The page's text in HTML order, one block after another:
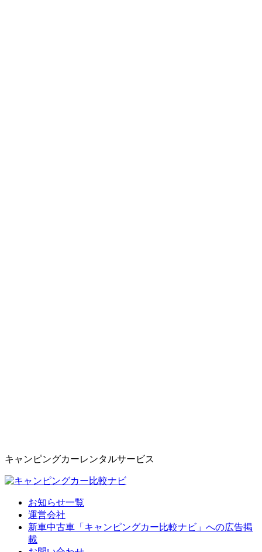
キャンピングカーレンタルサービス
お知らせ一覧
運営会社
新車中古車「キャンピングカー比較ナビ」への広告掲
載